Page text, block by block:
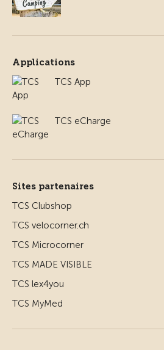
Applications
TCS App
TCS eCharge
Sites partenaires
TCS Clubshop
TCS velocorner.ch
TCS Microcorner
TCS MADE VISIBLE
TCS lex4you
TCS MyMed